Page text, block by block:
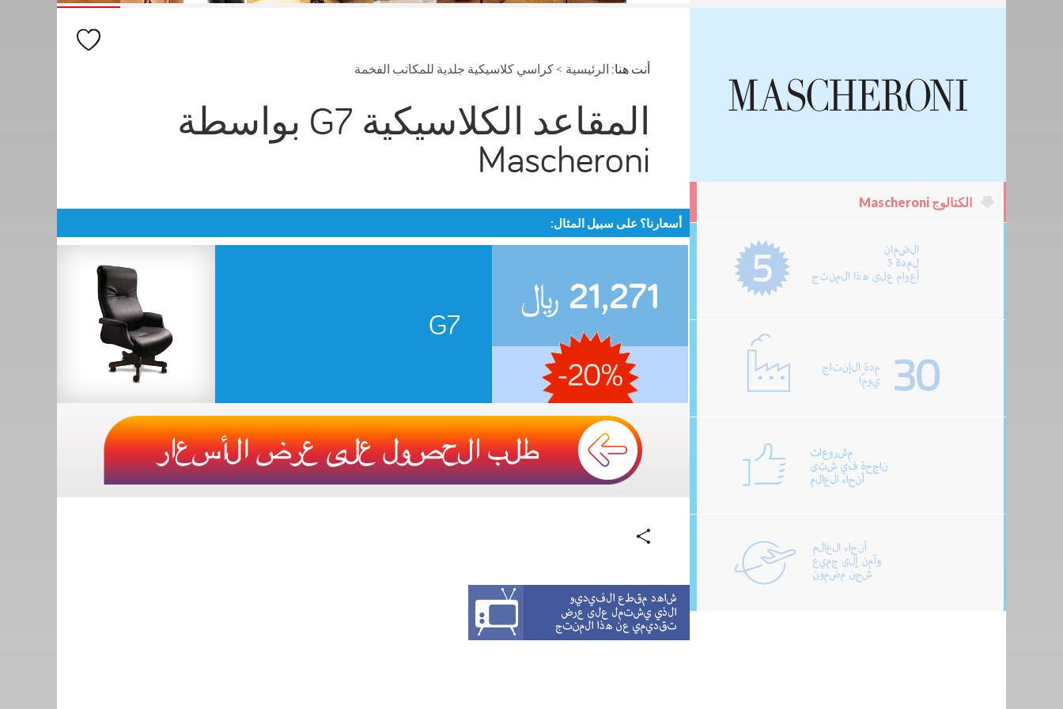
أنت هنا: الرئيسية > كراسي كلاسيكية جلدية للمكاتب الفخمة
المقاعد الكلاسيكية G7 بواسطة
Mascheroni
أسعارنا؟ على سبيل المثال:
G7
21,271 ﷼
الكتالوج Mascheroni